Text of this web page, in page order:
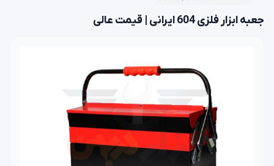
جعبه ابزار فلزی 604 ایرانی | قیمت عالی